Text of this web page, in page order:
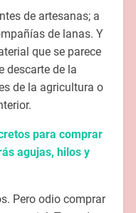
de artesanas; a
de lanas. Y
que se parece
descarte de la
de la agricultura o
para comprar
agujas, hilos y
Pero odio comprar